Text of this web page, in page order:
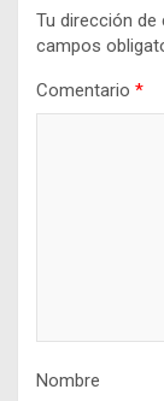
Tu dirección
campos
Comentario *
Nombre